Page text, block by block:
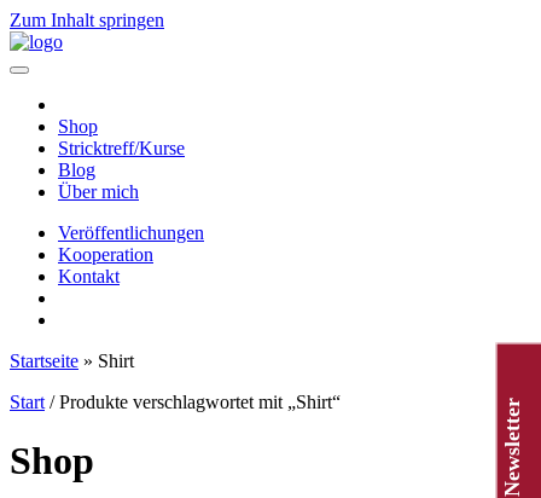
Zum Inhalt springen
Hauptnavigation
Shop
Stricktreff/Kurse
Blog
Über mich
Veröffentlichungen
Kooperation
Kontakt
Startseite » Shirt
Start / Produkte verschlagwortet mit „Shirt“
Shop Newsletter